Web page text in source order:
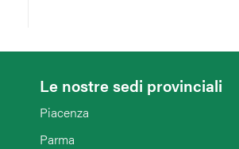
Le nostre sedi provinciali
Piacenza
Parma